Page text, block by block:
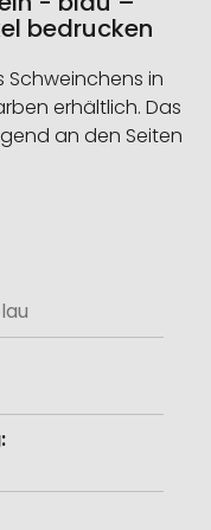
bedrucken
Schweinchens in
erhältlich. Das
an den Seiten